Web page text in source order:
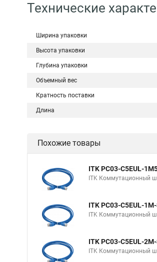
Технические
Ширина упаковки
Высота упаковки
Глубина упаковки
Объемный вес
Кратность поставки
Длина
Похожие товары
ITK PC03-C5EUL-
ITK Коммутационный
ITK PC03-C5EUL-
ITK Коммутационный
ITK PC03-C5EUL-
ITK Коммутационный